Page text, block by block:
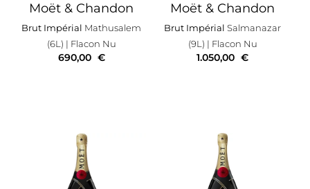
Moët & Chandon
Brut Impérial Mathusalem
(6L) | Flacon Nu
690,00 €
Moët & Chandon
Brut ImpérialSalmanazar
(9L) | Flacon Nu
1.050,00 €